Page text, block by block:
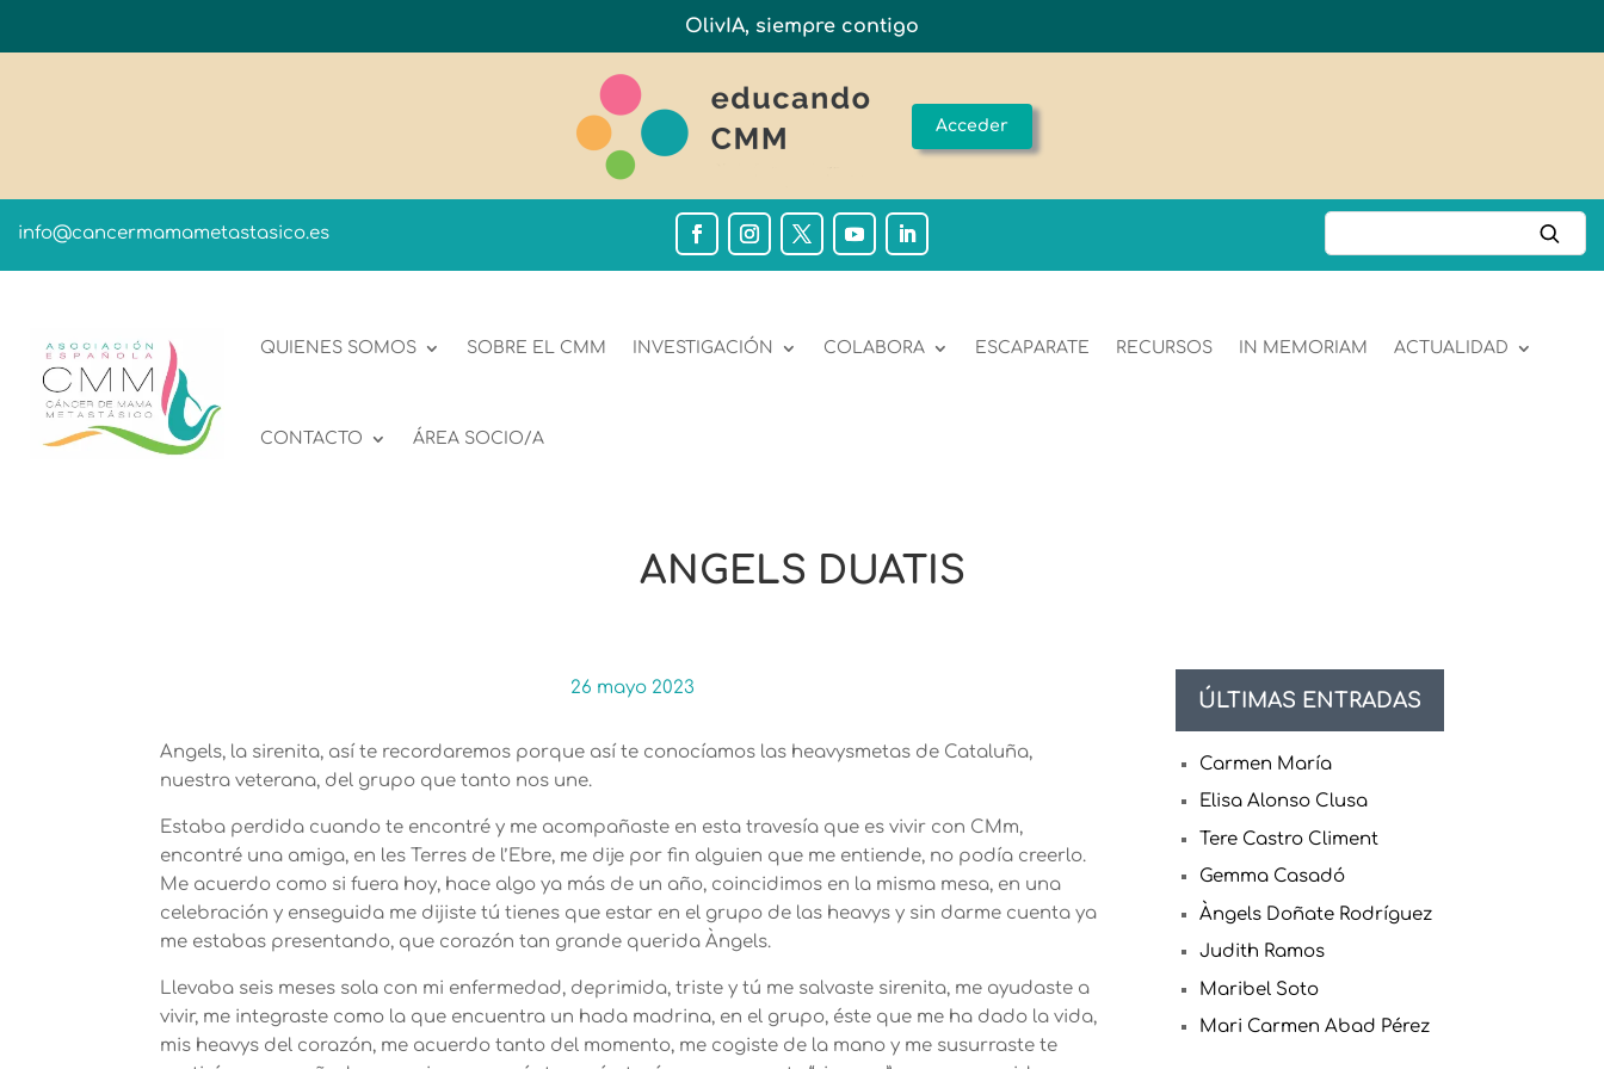
OlivIA, siempre contigo
Acceder
info@cancermamametastasico.es
QUIENES SOMOS SOBRE EL CMM INVESTIGACIÓN COLABORA ESCAPARATE RECURSOS IN MEMORIAM ACTUALIDAD
CONTACTO ÁREA SOCIO/A
ANGELS DUATIS
26 mayo 2023
Angels, la sirenita, así te recordaremos porque así te conocíamos las heavysmetas de Cataluña,
nuestra veterana, del grupo que tanto nos une.
Estaba perdida cuando te encontré y me acompañaste en esta travesía que es vivir con CMm,
encontré una amiga, en les Terres de l’Ebre, me dije por fin alguien que me entiende, no podía creerlo.
Me acuerdo como si fuera hoy, hace algo ya más de un año, coincidimos en la misma mesa, en una
celebración y enseguida me dijiste tú tienes que estar en el grupo de las heavys y sin darme cuenta ya
me estabas presentando, que corazón tan grande querida Àngels.
Llevaba seis meses sola con mi enfermedad, deprimida, triste y tú me salvaste sirenita, me ayudaste a
vivir, me integraste como la que encuentra un hada madrina, en el grupo, éste que me ha dado la vida,
mis heavys del corazón, me acuerdo tanto del momento, me cogiste de la mano y me susurraste te
ÚLTIMAS ENTRADAS
Carmen María
Elisa Alonso Clusa
Tere Castro Climent
Gemma Casadó
Àngels Doñate Rodríguez
Judith Ramos
Maribel Soto
Mari Carmen Abad Pérez